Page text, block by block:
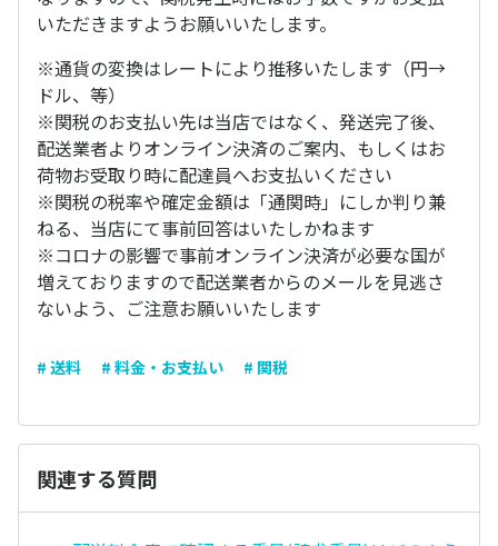
いただきますようお願いいたします。
※通貨の変換はレートにより推移いたします（円→
ドル、等）
※関税のお支払い先は当店ではなく、発送完了後、
配送業者よりオンライン決済のご案内、もしくはお
荷物お受取り時に配達員へお支払いください
※関税の税率や確定金額は「通関時」にしか判り兼
ねる、当店にて事前回答はいたしかねます
※コロナの影響で事前オンライン決済が必要な国が
増えておりますので配送業者からのメールを見逃さ
ないよう、ご注意お願いいたします
# 送料 # 料金・お支払い # 関税
関連する質問